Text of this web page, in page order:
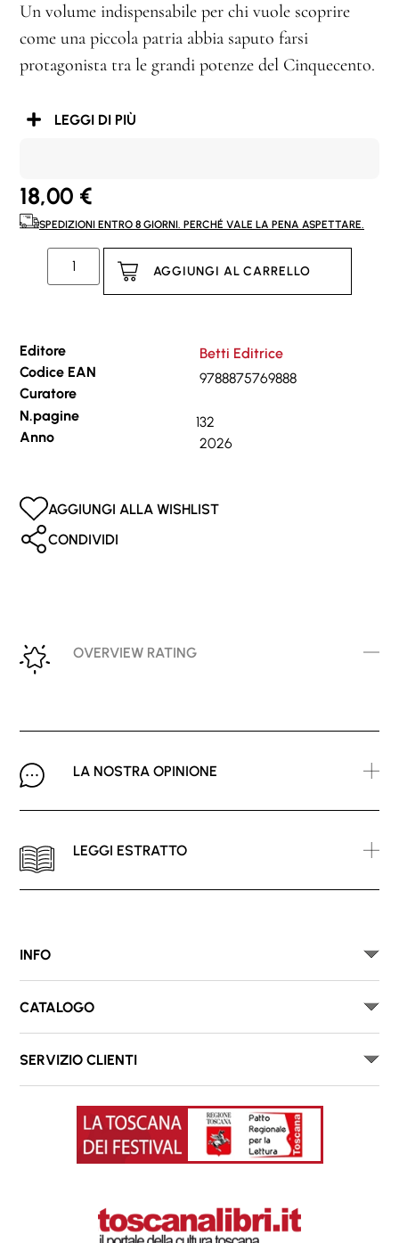
Un volume indispensabile per chi vuole scoprire
come una piccola patria abbia saputo farsi
protagonista tra le grandi potenze del Cinquecento.
LEGGI DI PIÙ
18,00 €
SPEDIZIONI ENTRO 8 GIORNI. PERCHÉ VALE LA PENA ASPETTARE.
AGGIUNGI AL CARRELLO
Editore
Betti Editrice
Codice EAN
9788875769888
Curatore
N.pagine
132
Anno
2026
AGGIUNGI ALLA WISHLIST
CONDIVIDI
OVERVIEW RATING
LA NOSTRA OPINIONE
LEGGI ESTRATTO
INFO
CATALOGO
SERVIZIO CLIENTI